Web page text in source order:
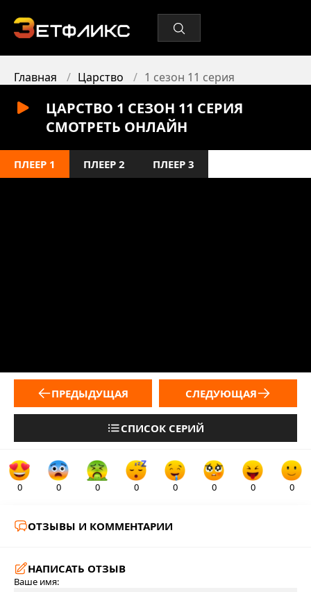
Главная Царство 1 сезон 11 серия
ЦАРСТВО 1 СЕЗОН 11 СЕРИЯ
СМОТРЕТЬ ОНЛАЙН
ПЛЕЕР 1 ПЛЕЕР 2 ПЛЕЕР 3
ПРЕДЫДУЩАЯ
СПИСОК СЕРИЙ
СЛЕДУЮЩАЯ
0 0 0 0 0 0 0 0
ОТЗЫВЫ И КОММЕНТАРИИ
НАПИСАТЬ ОТЗЫВ
Ваше имя: